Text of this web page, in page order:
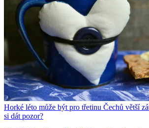
Horké léto může být pro třetinu Čechů větší
si dát pozor?